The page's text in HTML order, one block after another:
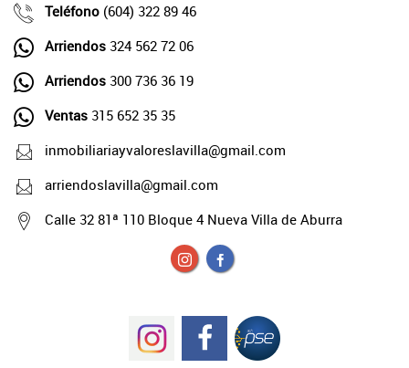
Teléfono (604) 322 89 46
Arriendos 324 562 72 06
Arriendos 300 736 36 19
Ventas 315 652 35 35
inmobiliariayvaloreslavilla@gmail.com
arriendoslavilla@gmail.com
Calle 32 81ª 110 Bloque 4 Nueva Villa de Aburra